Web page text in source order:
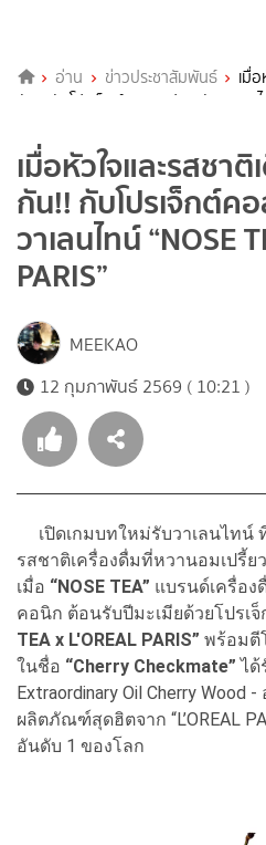
อ่าน ข่าวประชาสัมพันธ์
เมื่
กัน!! กับโปรเจ็กต์คอลแลปแรกรับวาเลนไ
เมื่อหัวใจและรสชา
กัน!! กับโปรเจ็กต์ค
วาเลนไทน์ “NOSE
PARIS”
MEEKAO
12 กุมภาพันธ์ 2569 ( 10:21 )
เปิดเกมบทใหม่รับวาเลนไทน์
รสชาติเครื่องดื่มที่หวานอมเปรี้
เมื่อ “NOSE TEA” แบรนด์เครื่อ
คอนิก ต้อนรับปีมะเมียด้วยโปรเ
TEA x L'OREAL PARIS” พร้อมตี
ในชื่อ “Cherry Checkmate” ได้
Extraordinary Oil Cherry Wood
ผลิตภัณฑ์สุดฮิตจาก “L’OREAL
อันดับ 1 ของโลก